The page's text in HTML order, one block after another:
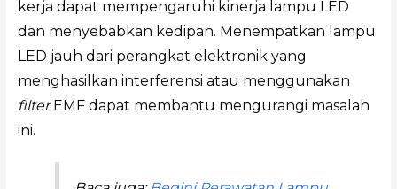
kerja dapat mempengaruhi kinerja lampu LED
dan menyebabkan kedipan. Menempatkan lampu
LED jauh dari perangkat elektronik yang
menghasilkan interferensi atau menggunakan
filterEMF dapat membantu mengurangi masalah
ini.